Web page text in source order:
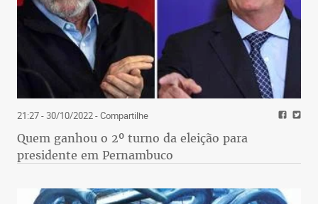
21:27 - 30/10/2022- Compartilhe
Quem ganhou o 2º turno da eleição para
presidente em Pernambuco